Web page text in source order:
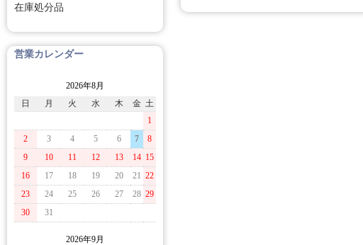
在庫処分品
営業カレンダー
2026年8月
日
月 火 水 木 金 土
1
2
3 4 5 6 7
8
9
10 11 12 13 14 15
16
17 18 19 20 21 22
23
24 25 26 27 28 29
30
31
2026年9月